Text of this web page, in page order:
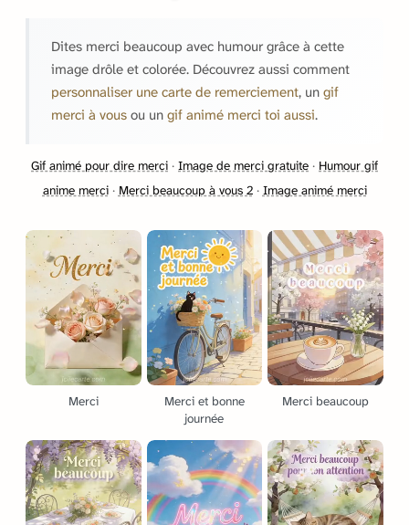
Dites merci beaucoup avec humour grâce à cette
image drôle et colorée. Découvrez aussi comment
personnaliser une carte de remerciement, un gif
merci à vous ou un gif animé merci toi aussi.
Gif animé pour dire merci · Image de merci gratuite · Humour gif
anime merci· Merci beaucoup à vous 2· Image animé merci
Merci
Merci et bonne
journée
Merci beaucoup